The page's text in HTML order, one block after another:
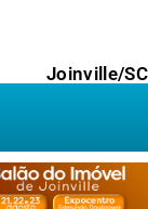
Joinville/SC